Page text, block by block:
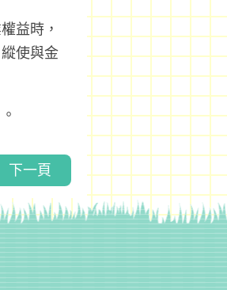
益時，
使與金
下一頁